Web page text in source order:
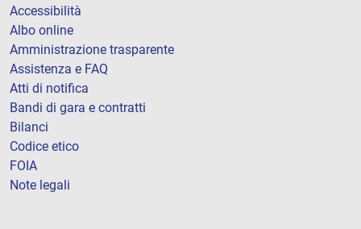
Accessibilità
Albo online
Amministrazione trasparente
Assistenza e FAQ
Atti di notifica
Bandi di gara e contratti
Bilanci
Codice etico
FOIA
Note legali